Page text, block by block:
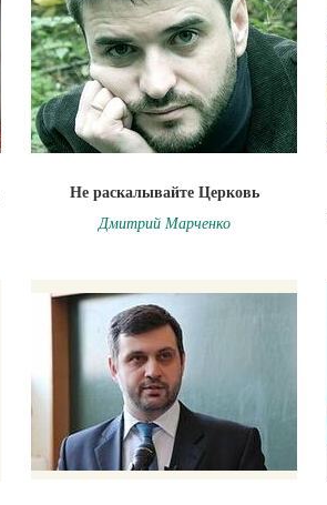
Не раскалывайте Церковь
Дмитрий Марченко